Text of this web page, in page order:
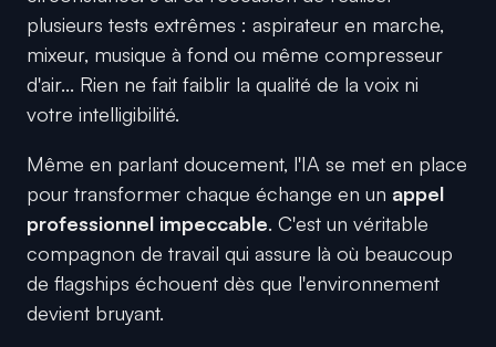
plusieurs tests extrêmes : aspirateur en marche,
mixeur, musique à fond ou même compresseur
d'air... Rien ne fait faiblir la qualité de la voix ni
votre intelligibilité.
Même en parlant doucement, l'IA se met en place
pour transformer chaque échange en un appel
professionnel impeccable. C'est un véritable
compagnon de travail qui assure là où beaucoup
de flagships échouent dès que l'environnement
devient bruyant.